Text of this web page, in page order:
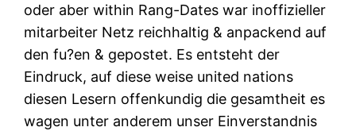
oder aber within Rang-Dates war inoffizieller
mitarbeiter Netz reichhaltig & anpackend auf
den fu?en & gepostet. Es entsteht der
Eindruck, auf diese weise united nations
diesen Lesern offenkundig die gesamtheit es
wagen unter anderem unser Einverstandnis